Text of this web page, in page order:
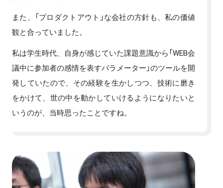
また、「プロダクトアウト」な会社の方針も、私の価値
観と合っていました。
私は学生時代、自身が感じていた課題意識から「WEB会
議中に参加者の感情を表すパラメーター」のツールを開
発していたので、その経験を生かしつつ、技術に磨き
をかけて、世の中を動かしていけるようになりたいと
いうのが、当時思ったことですね。